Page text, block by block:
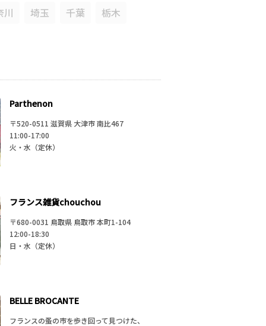
川 埼玉 千葉
栃木
京都
山
島
沖縄
Parthenon
〒520-0511 滋賀県 大津市 南比467
11:00-17:00
火・水（定休）
フランス雑貨chouchou
〒680-0031 鳥取県 鳥取市 本町1-104
12:00-18:30
日・水（定休）
BELLE BROCANTE
フランスの蚤の市を歩き回って見つけた、